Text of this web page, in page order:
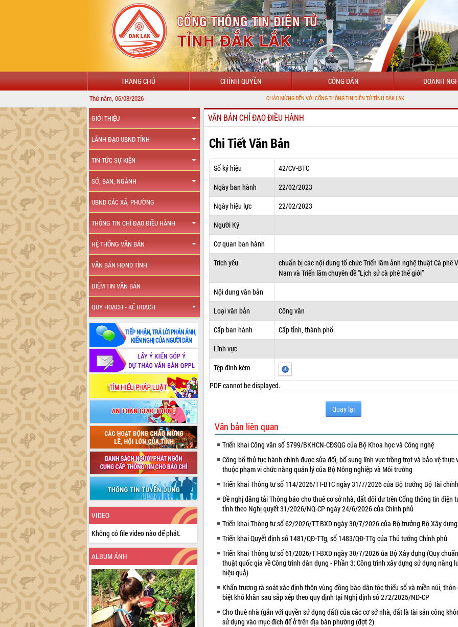
TRANG CHỦ CHÍNH QUYỀN CÔNG DÂN DOANH
Thứ năm, 06/08/2026 CHÀO MỪNG ĐẾN VỚI CỔNG THÔNG TIN ĐIỆN TỬ TỈNH ĐẮK LẮK
GIỚI THIỆU
LÃNH ĐẠO UBND TỈNH
TIN TỨC SỰ KIỆN
SỞ, BAN, NGÀNH
UBND CÁC XÃ, PHƯỜNG
THÔNG TIN CHỈ ĐẠO ĐIỀU HÀNH
HỆ THỐNG VĂN BẢN
VĂN BẢN HĐND TỈNH
ĐIỂM TIN VĂN BẢN
QUY HOẠCH - KẾ HOẠCH
VIDEO
Không có file video nào để phát.
ALBUM ẢNH
VĂN BẢN CHỈ ĐẠO ĐIỀU HÀNH
Chi Tiết Văn Bản
Số ký hiệu
42/CV-BTC
Ngày ban hành
22/02/2023
Ngày hiệu lực
22/02/2023
Người Ký
Cơ quan ban hành
Trích yếu
chuẩn bị các nội dung tổ chức Triển lãm ảnh nghệ thuật Cà phê
Nam và Triển lãm chuyên đề “Lịch sử cà phê thế giới”
Nội dung văn bản
Loại văn bản
Công văn
Cấp ban hành
Cấp tỉnh, thành phố
Lĩnh vực
Tệp đính kèm
PDF cannot be displayed.
Quay lại
Văn bản liên quan
Triển khai Công văn số 5799/BKHCN-CĐSQG của Bộ Khoa học và Công nghệ
Công bố thủ tục hành chính được sửa đổi, bổ sung lĩnh vực trồng trọt và bảo vệ thực
thuộc phạm vi chức năng quản lý của Bộ Nông nghiệp và Môi trường
Triển khai Thông tư số 114/2026/TT-BTC ngày 31/7/2026 của Bộ trưởng Bộ Tài chính
Đề nghị đăng tải Thông báo cho thuê cơ sở nhà, đất dôi dư trên Cổng thông tin điện
tỉnh theo Nghị quyết 31/2026/NQ-CP ngày 24/6/2026 của Chính phủ
Triển khai Thông tư số 62/2026/TT-BXD ngày 30/7/2026 của Bộ trưởng Bộ Xây dựng
Triển khai Quyết định số 1481/QĐ-TTg, số 1483/QĐ-TTg của Thủ tướng Chính phủ
Triển khai Thông tư số 61/2026/TT-BXD ngày 30/7/2026 ủa Bộ Xây dựng (Quy
thuật quốc gia về Công trình dân dụng - Phần 3: Công trình xây dựng sử dụng năng
hiệu quả)
Khẩn trương rà soát xác định thôn vùng đồng bào dân tộc thiểu số và miền núi, thôn
biệt khó khăn sau sắp xếp theo quy định tại Nghị định số 272/2025/NĐ-CP
Cho thuê nhà (gắn với quyền sử dụng đất) của các cơ sở nhà, đất là tài sản công
sử dụng vào mục đích để ở trên địa bàn phường (đợt 2)